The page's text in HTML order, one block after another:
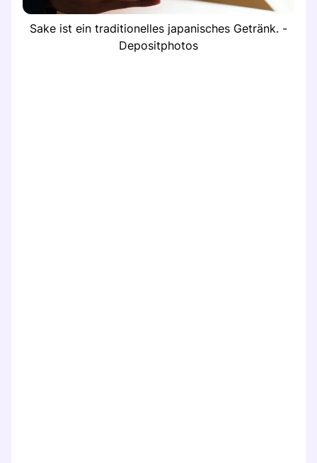
Sake ist ein traditionelles japanisches Getränk. -
Depositphotos